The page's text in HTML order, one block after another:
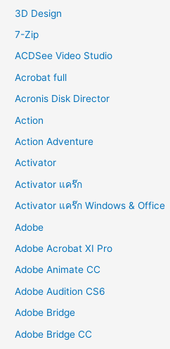
o
3D Design
7-Zip
ACDSee Video Studio
Acrobat full
Acronis Disk Director
Action
Action Adventure
Activator
Activator แคร๊ก
Activator แคร๊ก Windows & Office
Adobe
Adobe Acrobat XI Pro
Adobe Animate CC
Adobe Audition CS6
Adobe Bridge
Adobe Bridge CC